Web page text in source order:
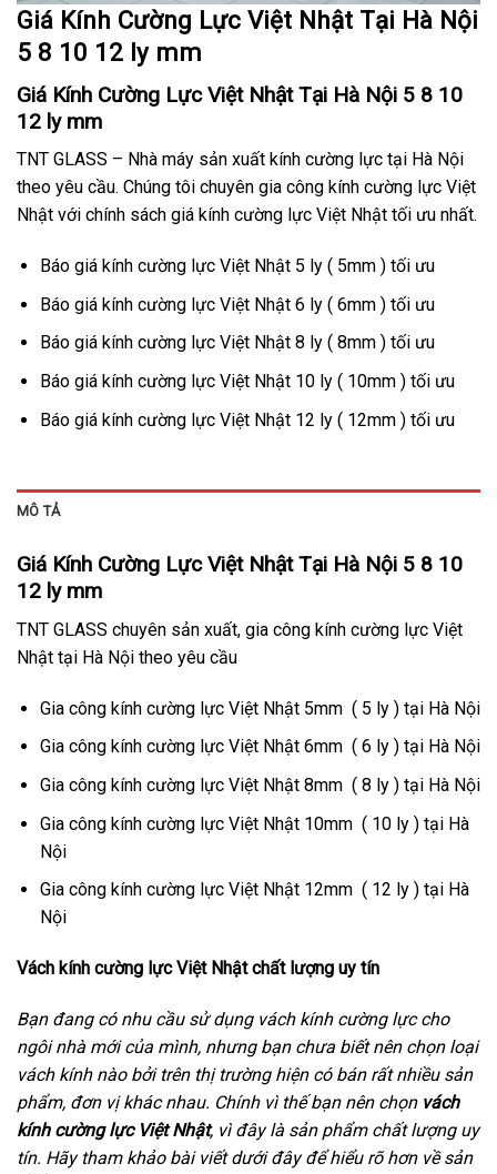
Giá Kính Cường Lực Việt Nhật Tại Hà Nội
5 8 10 12 ly mm
Giá Kính Cường Lực Việt Nhật Tại Hà Nội 5 8 10
12 ly mm
TNT GLASS – Nhà máy sản xuất kính cường lực tại Hà Nội
theo yêu cầu. Chúng tôi chuyên gia công kính cường lực Việt
Nhật với chính sách giá kính cường lực Việt Nhật tối ưu nhất.
Báo giá kính cường lực Việt Nhật 5 ly ( 5mm ) tối ưu
Báo giá kính cường lực Việt Nhật 6 ly ( 6mm ) tối ưu
Báo giá kính cường lực Việt Nhật 8 ly ( 8mm ) tối ưu
Báo giá kính cường lực Việt Nhật 10 ly ( 10mm ) tối ưu
Báo giá kính cường lực Việt Nhật 12 ly ( 12mm ) tối ưu
MÔ TẢ
Giá Kính Cường Lực Việt Nhật Tại Hà Nội 5 8 10
12 ly mm
TNT GLASS chuyên sản xuất, gia công kính cường lực Việt
Nhật tại Hà Nội theo yêu cầu
Gia công kính cường lực Việt Nhật 5mm ( 5 ly ) tại Hà Nội
Gia công kính cường lực Việt Nhật 6mm ( 6 ly ) tại Hà Nội
Gia công kính cường lực Việt Nhật 8mm ( 8 ly ) tại Hà Nội
Gia công kính cường lực Việt Nhật 10mm ( 10 ly ) tại Hà
Nội
Gia công kính cường lực Việt Nhật 12mm ( 12 ly ) tại Hà
Nội
Vách kính cường lực Việt Nhật chất lượng uy tín
Bạn đang có nhu cầu sử dụng vách kính cường lực cho
ngôi nhà mới của mình, nhưng bạn chưa biết nên chọn loại
vách kính nào bởi trên thị trường hiện có bán rất nhiều sản
phẩm, đơn vị khác nhau. Chính vì thế bạn nên chọn vách
kính cường lực Việt Nhật, vì đây là sản phẩm chất lượng uy
tín. Hãy tham khảo bài viết dưới đây để hiểu rõ hơn về sản